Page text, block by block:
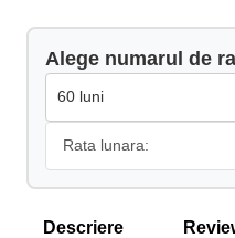
Alege numarul de
Rata lunara:
Descriere